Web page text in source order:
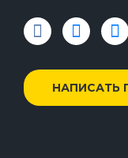
НАПИСАТЬ